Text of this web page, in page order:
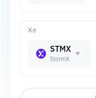
Ke
STMX
StormX